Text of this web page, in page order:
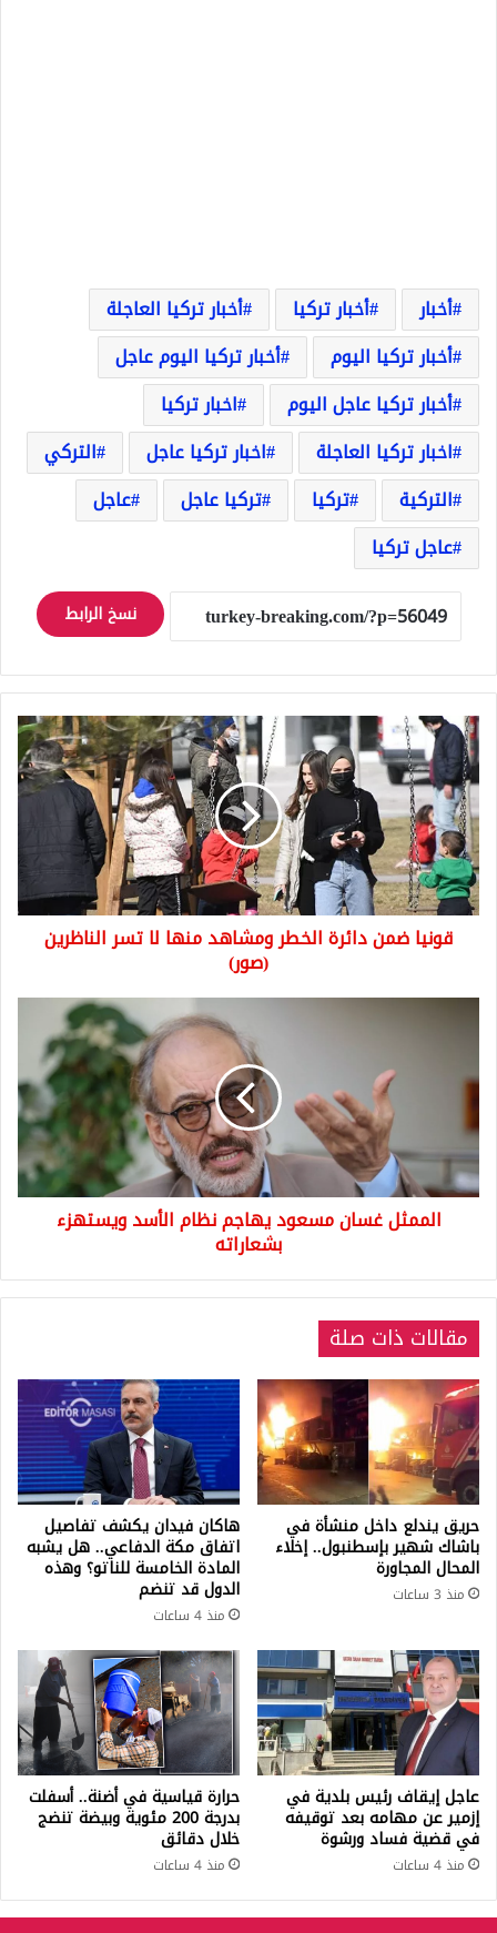
أخبار أخبار تركيا
أخبار تركيا العاجلة
أخبار تركيا اليوم
أخبار تركيا اليوم عاجل
أخبار تركيا عاجل اليوم
اخبار تركيا
اخبار تركيا العاجلة
اخبار تركيا عاجل
التركي
التركية
تركيا تركيا عاجل
عاجل
عاجل تركيا
نسخ الرابط
قونيا
ضمن
دائرة
الخطر
ومشاهد
منها
لا
تسر
الناظرين
(صور)قونيا ضمن دائرة الخطر ومشاهد منها لا تسر الناظرين
(صور)
يهاجم
الأسد
ويستهزء
بشعاراته
الممثل غسان مسعود يهاجم نظام الأسد ويستهزء
بشعاراته
مقالات ذات صلة
حريق يندلع داخل منشأة في
باشاك شهير بإسطنبول.. إخلاء
المحال المجاورة
منذ 3 ساعات
هاكان فيدان يكشف تفاصيل
اتفاق مكة الدفاعي.. هل يشبه
المادة الخامسة للناتو؟ وهذه
الدول قد تنضم
منذ 4 ساعات
عاجل إيقاف رئيس بلدية في
إزمير عن مهامه بعد توقيفه
في قضية فساد ورشوة
منذ 4 ساعات
حرارة قياسية في أضنة.. أسفلت
بدرجة 200 مئوية وبيضة تنضج
خلال دقائق
منذ 4 ساعات